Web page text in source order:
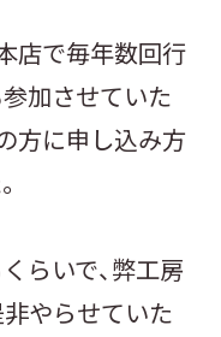
店で毎年数回行
加させていた
方に申し込み方
らいで、弊工房
やらせていた